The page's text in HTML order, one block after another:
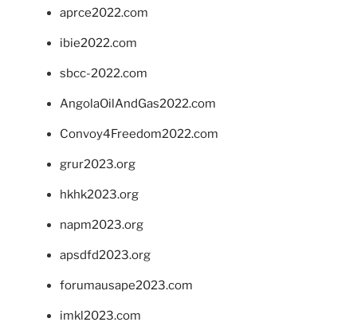
aprce2022.com
ibie2022.com
sbcc-2022.com
AngolaOilAndGas2022.com
Convoy4Freedom2022.com
grur2023.org
hkhk2023.org
napm2023.org
apsdfd2023.org
forumausape2023.com
imkl2023.com